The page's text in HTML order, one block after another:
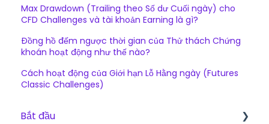
Max Drawdown (Trailing theo Số dư Cuối ngày) cho
CFD Challenges và tài khoản Earning là gì?
Đồng hồ đếm ngược thời gian của Thử thách Chứng
khoán hoạt động như thế nào?
Cách hoạt động của Giới hạn Lỗ Hằng ngày (Futures
Classic Challenges)
Bắt đầu